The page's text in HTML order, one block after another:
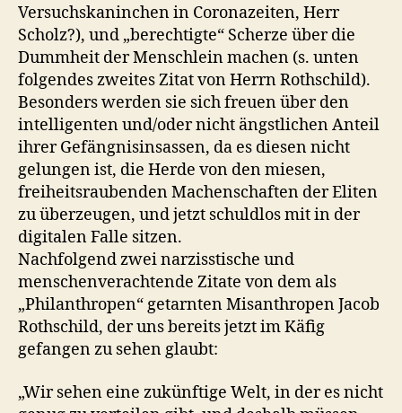
Versuchskaninchen in Coronazeiten, Herr
Scholz?), und „berechtigte“ Scherze über die
Dummheit der Menschlein machen (s. unten
folgendes zweites Zitat von Herrn Rothschild).
Besonders werden sie sich freuen über den
intelligenten und/oder nicht ängstlichen Anteil
ihrer Gefängnisinsassen, da es diesen nicht
gelungen ist, die Herde von den miesen,
freiheitsraubenden Machenschaften der Eliten
zu überzeugen, und jetzt schuldlos mit in der
digitalen Falle sitzen.
Nachfolgend zwei narzisstische und
menschenverachtende Zitate von dem als
„Philanthropen“ getarnten Misanthropen Jacob
Rothschild, der uns bereits jetzt im Käfig
gefangen zu sehen glaubt:
„Wir sehen eine zukünftige Welt, in der es nicht